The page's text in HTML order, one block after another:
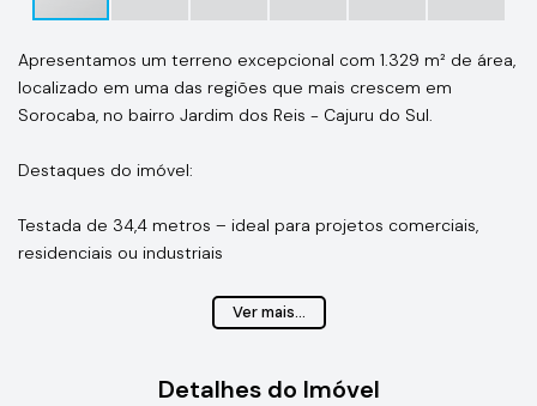
Apresentamos um terreno excepcional com 1.329 m² de área,
localizado em uma das regiões que mais crescem em
Sorocaba, no bairro Jardim dos Reis - Cajuru do Sul.
Destaques do imóvel:
Testada de 34,4 metros – ideal para projetos comerciais,
residenciais ou industriais
Piso nivelado e revestido com paralelepípedos – pronto para
Ver mais...
Detalhes do Imóvel